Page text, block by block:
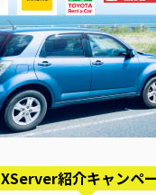
XServer紹介キャンペ